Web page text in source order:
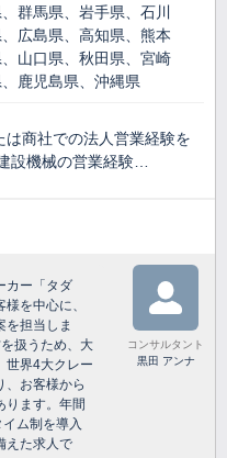
群馬県、岩手県、石川
広島県、高知県、熊本
山口県、秋田県、宮崎
鹿児島県、沖縄県
は商社での法人営業経験を
設機械の営業経験…
カー「タダ
を中心に、
を担当しま
扱うため、大
世界4大クレー
、お客様から
ります。年間
ム制を導入
えた求人で
コンサルタント
黒田 アンナ